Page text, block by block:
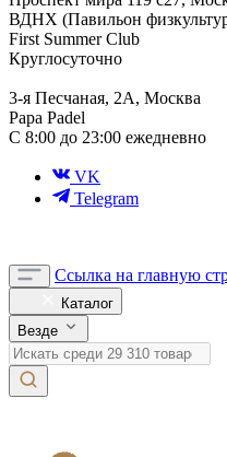
ВДНХ (Павильон
First Summer Club
Круглосуточно
3-я Песчаная, 2А, Москва
Papa Padel
С 8:00 до 23:00 ежедневно
VK
Telegram
Ссылка на главную
Каталог
Везде